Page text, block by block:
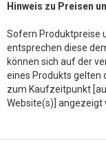
Hinweis zu Preisen
Sofern Produktpreise
entsprechen diese
können sich auf der
eines Produkts gelten
zum Kaufzeitpunkt
Website(s)] angezeigt